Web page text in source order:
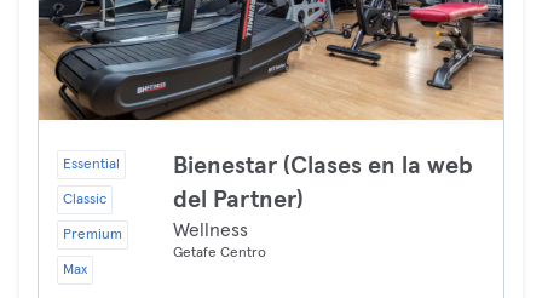
Essential
Classic
Premium
Max
Bienestar (Clases en la web
del Partner)
Wellness
Getafe Centro